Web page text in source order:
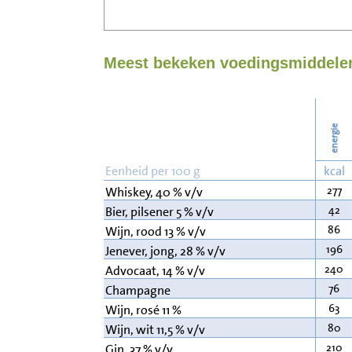
Meest bekeken
energie
Eenheid per 100 g kcal
Whiskey, 40 % v/v
277
Bier, pilsener 5 % v/v 42
Wijn, rood 13 % v/v 86
Jenever, jong, 28 % v/v 196
Advocaat, 14 % v/v 240
Champagne 76
Wijn, rosé 11 % 63
Wijn, wit 11,5 % v/v 80
210